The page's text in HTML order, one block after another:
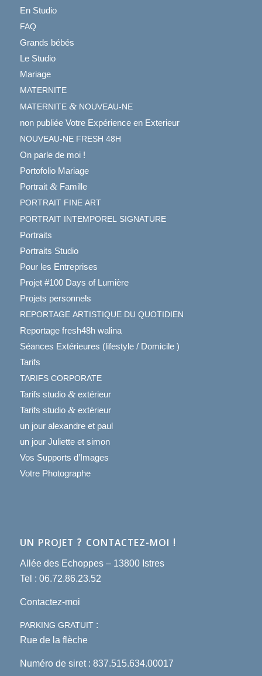
En Studio
FAQ
Grands bébés
Le Studio
Mariage
MATERNITE
MATERNITE & NOUVEAU-NE
non publiée Votre Expérience en Exterieur
NOUVEAU-NE FRESH 48H
On parle de moi !
Portofolio Mariage
Portrait &Famille
PORTRAIT FINE ART
PORTRAIT INTEMPOREL SIGNATURE
Portraits
Portraits Studio
Pour les Entreprises
Projet #100 Days of Lumière
Projets personnels
REPORTAGE ARTISTIQUE DU QUOTIDIEN
Reportage fresh48h walina
Séances Extérieures (lifestyle / Domicile )
Tarifs
TARIFS CORPORATE
Tarifs studio &extérieur
Tarifs studio &extérieur
un jour alexandre et paul
un jour Juliette et simon
Vos Supports d’Images
Votre Photographe
UN PROJET ? CONTACTEZ-MOI !
Allée des Echoppes – 13800 Istres
Tel : 06.72.86.23.52
Contactez-moi
PARKING GRATUIT:
Rue de la flèche
Numéro de siret : 837.515.634.00017